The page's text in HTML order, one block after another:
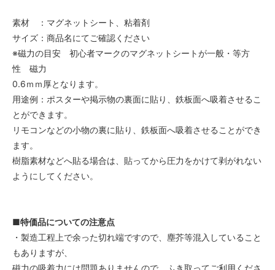
素材 ：マグネットシート、粘着剤
サイズ：商品名にてご確認ください
※磁力の目安 初心者マークのマグネットシートが一般・等方
性 磁力
0.6ｍｍ厚となります。
用途例：ポスターや掲示物の裏面に貼り、鉄板面へ吸着させるこ
とができます。
リモコンなどの小物の裏に貼り、鉄板面へ吸着させることができ
ます。
樹脂素材などへ貼る場合は、貼ってから圧力をかけて剥がれない
ようにしてください。
■特価品についての注意点
・製造工程上で余った切れ端ですので、塵芥等混入していること
もありますが、
磁力の吸着力には問題ありませんので、ふき取ってご利用くださ